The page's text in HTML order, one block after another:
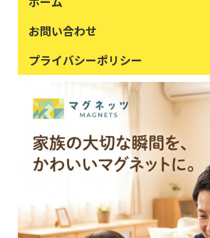
お問い合わせ
プライバシーポリシー